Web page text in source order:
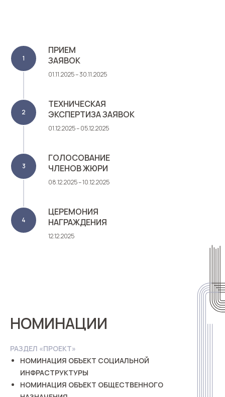
ПРИЕМ
ЗАЯВОК
01.11.2025 – 30.11.2025
ТЕХНИЧЕСКАЯ
ЭКСПЕРТИЗА ЗАЯВОК
01.12.2025 – 05.12.2025
ГОЛОСОВАНИЕ
ЧЛЕНОВ ЖЮРИ
08.12.2025 – 10.12.2025
ЦЕРЕМОНИЯ
НАГРАЖДЕНИЯ
12.12.2025
НОМИНАЦИИ
РАЗДЕЛ «ПРОЕКТ»
НОМИНАЦИЯ ОБЪЕКТ СОЦИАЛЬНОЙ
ИНФРАСТРУКТУРЫ
НОМИНАЦИЯ ОБЪЕКТ ОБЩЕСТВЕННОГО